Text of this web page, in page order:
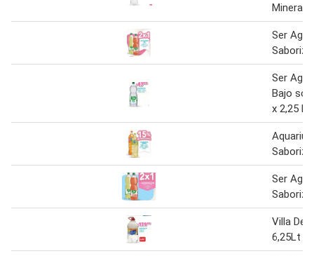
Mineral
Ser Agua
Ser
Bajo
x 2,25 lt
Ser Agua
Villa Del
6,25Lt